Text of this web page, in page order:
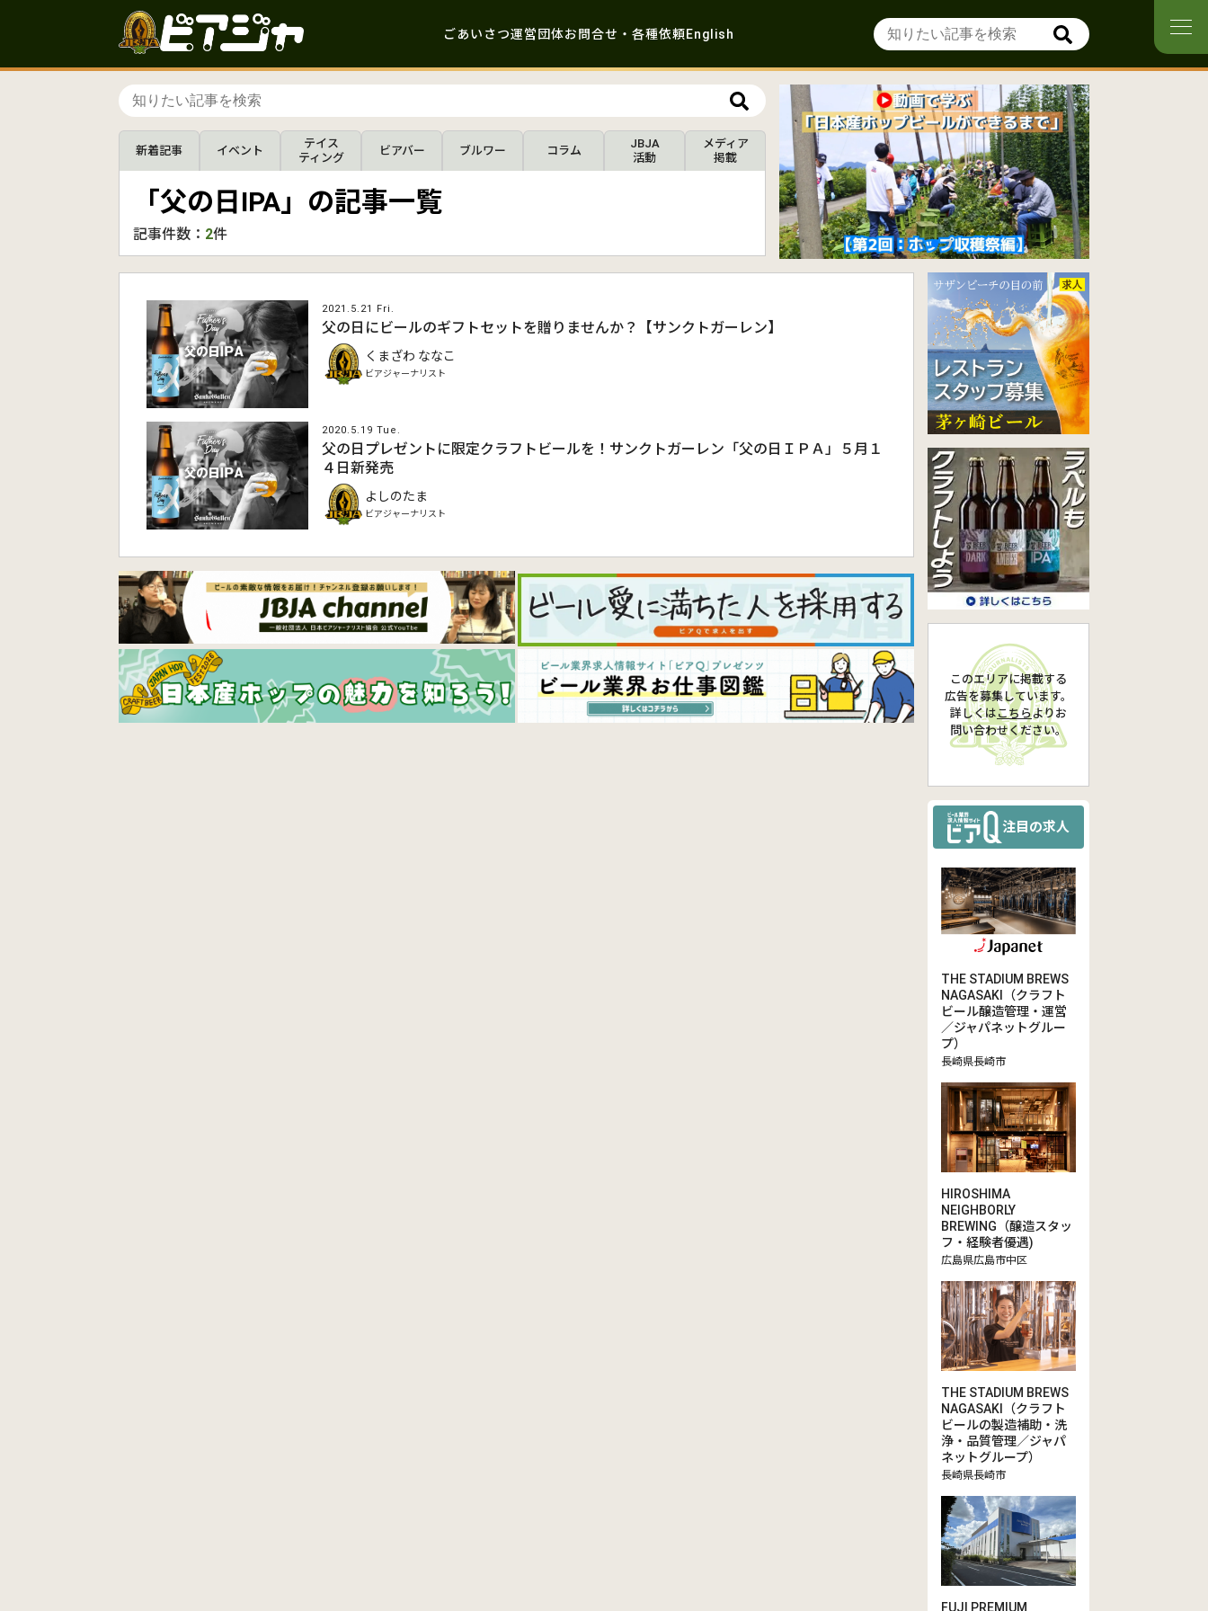
ごあいさつ運営団体お問合せ・各種依頼English
新着記事 イベント
テイス
ティング
ビアバー ブルワー コラム
JBJA
活動
メディア
掲載
「父の日IPA」の記事一覧
記事件数： 2件
2021.5.21 Fri.
父の日にビールのギフトセットを贈りませんか？【サンクトガーレン】
くまざわ ななこ
ビアジャーナリスト
2020.5.19 Tue.
父の日プレゼントに限定クラフトビールを！サンクトガーレン「父の日ＩＰＡ」５月１
４日新発売
よしのたま
ビアジャーナリスト
このエリアに掲載する
広告を募集しています。
詳しくは こちらより お
問い合わせください。
注目の求人
THE STADIUM BREWS
NAGASAKI（クラフト
ビール醸造管理・運営
／ジャパネットグルー
プ）
長崎県長崎市
HIROSHIMA
NEIGHBORLY
BREWING（醸造スタッ
フ・経験者優遇)
広島県広島市中区
THE STADIUM BREWS
NAGASAKI（クラフト
ビールの製造補助・洗
浄・品質管理／ジャパ
ネットグループ）
長崎県長崎市
FUJI PREMIUM